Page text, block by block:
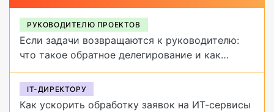
РУКОВОДИТЕЛЮ ПРОЕКТОВ
Если задачи возвращаются к руководителю:
что такое обратное делегирование и как
от него избавиться
IT-ДИРЕКТОРУ
Как ускорить обработку заявок на ИТ-сервисы